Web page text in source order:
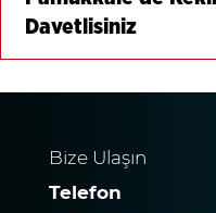
Davetlisiniz
Bize Ulaşın
Telefon